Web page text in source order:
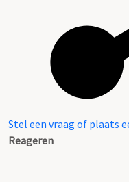
Stel een vraag of plaats
Reageren